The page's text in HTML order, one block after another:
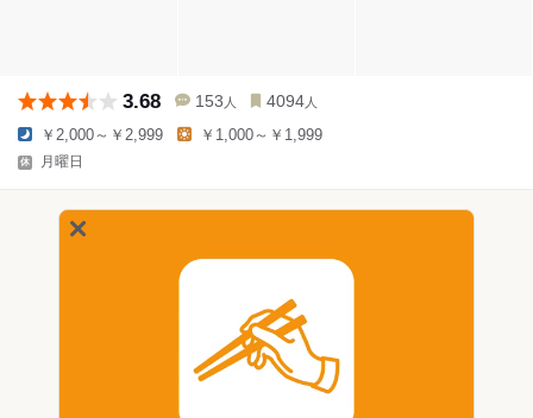
3.68 153 人 4094 人
￥2,000～￥2,999 ￥1,000～￥1,999
月曜日